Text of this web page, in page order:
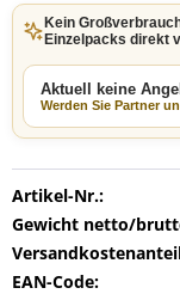
Kein
Einzelpacks direkt
Aktuell keine
Werden Sie Partner
Artikel-Nr.:
Gewicht netto/
EAN-Code: